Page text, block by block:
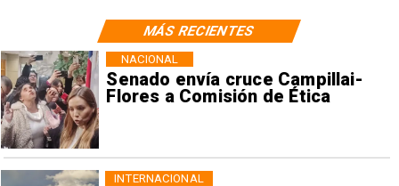
Senado envía cruce Campillai-
Flores a Comisión de Ética
NACIONAL
INTERNACIONAL
MÁS RECIENTES